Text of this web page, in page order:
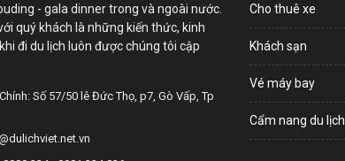
- gala dinner trong và ngoài nước.
quý khách là những kiến thức, kinh
đi du lịch luôn được chúng tôi cập
Số 57/50 lê Đức Thọ, p7, Gò Vấp, Tp
Cho thuê xe
Khách sạn
Vé máy bay
Cẩm nang du lịch